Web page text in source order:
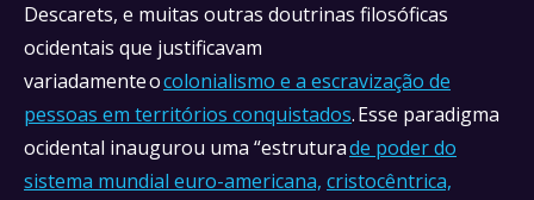
Descarets, e muitas outras doutrinas filosóficas
ocidentais que justificavam
variadamente ocolonialismo e a escravização de
pessoas em territórios conquistados. Esse paradigma
ocidental inaugurou uma “estruturade poder do
sistema mundial euro-americana, cristocêntrica,